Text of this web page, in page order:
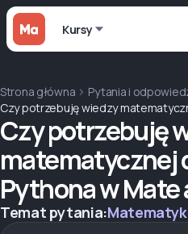
Kursy
Strona główna Pytania i
Czy potrzebuję
matematycznej
Pythona w Mate
Temat pytania: